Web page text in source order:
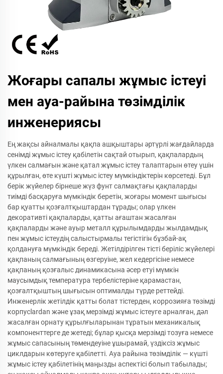
Жоғары сапалы жұмыс істеуі
мен ауа-райына төзімділік
инженериясы
Ең жақсы айналмалы қақпа ашқыштары әртүрлі жағдайларда
сенімді жұмыс істеу қабілетін сақтай отырып, қақпалардың
үлкен салмағын және қатал жұмыс істеу талаптарын өтеу үшін
құрылған, өте күшті жұмыс істеу мүмкіндіктерін көрсетеді. Бұл
берік жүйелер бірнеше жүз фунт салмақтағы қақпаларды
тиімді басқаруға мүмкіндік беретін, жоғары момент шығысы
бар қуатты қозғалтқыштардан тұрады; олар үлкен
декоративті қақпаларды, қатты ағаштан жасалған
қақпаларды және ауыр металл құрылымдарды жылдамдық
пен жұмыс істеудің салыстырмалы тегістігін бұзбай-ақ
қолдануға мүмкіндік береді. Жетілдірілген тісті беріліс жүйелері
қақпаның салмағының өзгеруіне, жел кедергісіне немесе
қақпаның қозғалыс динамикасына әсер етуі мүмкін
маусымдық температура тербелістеріне қарамастан,
қозғалтқыштың шығысын оптималды түрде реттейді.
Инженерлік жетілдік қатты болат тістерден, коррозияға төзімді
корпусlardan және ұзақ мерзімді жұмыс істеуге арналған, дәл
жасалған орнату құрылғыларынан тұратын механикалық
компоненттерге де жетеді; бұлар қысқа мерзімді тозуға немесе
жұмыс сапасының төмендеуіне ұшырамай, үздіксіз жұмыс
циклдарын көтеруге қабілетті. Ауа райына төзімділік — күшті
жұмыс істеу қабілетінің маңызды аспектісі болып табылады;